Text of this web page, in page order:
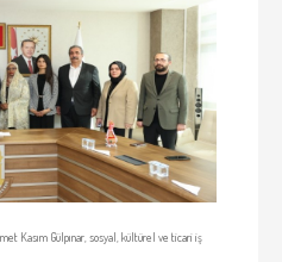
Kasım Gülpınar, sosyal, kültürel ve ticari iş